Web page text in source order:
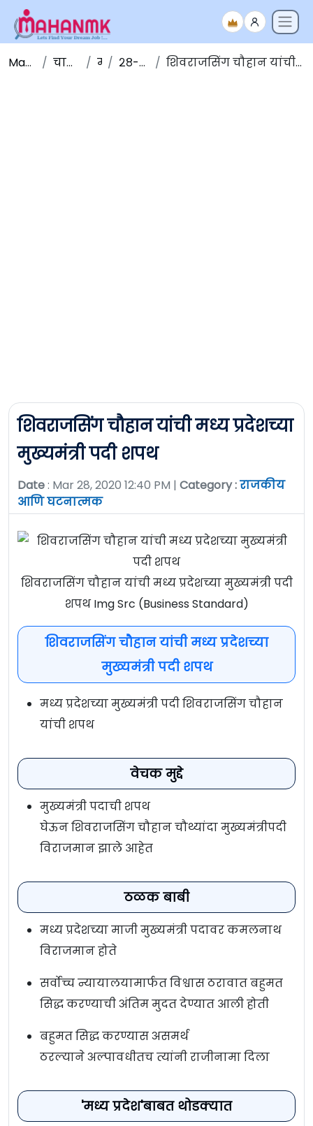
Maha NMK चालू घडामोडी मार्च २८-मार्च-२०२० शिवराजसिंग चौहान यांची मध्य प्रदेशच्या मुख्यमंत्री पदी शपथ
शिवराजसिंग चौहान यांची मध्य प्रदेशच्या
मुख्यमंत्री पदी शपथ
Date: Mar 28, 2020 12:40 PM | Category :राजकीय
आणि घटनात्मक
शिवराजसिंग चौहान यांची मध्य प्रदेशच्या मुख्यमंत्री पदी
शपथ Img Src (Business Standard)
शिवराजसिंग चौहान यांची मध्य प्रदेशच्या
मुख्यमंत्री पदी शपथ
मध्य प्रदेशच्या मुख्यमंत्री पदी शिवराजसिंग चौहान
यांची शपथ
वेचक मुद्दे
मुख्यमंत्री पदाची शपथ
घेऊन शिवराजसिंग चौहान चौथ्यांदा मुख्यमंत्रीपदी
विराजमान झाले आहेत
ठळक बाबी
मध्य प्रदेशच्या माजी मुख्यमंत्री पदावर कमलनाथ
विराजमान होते
सर्वोच्च न्यायालयामार्फत विश्वास ठरावात बहुमत
सिद्ध करण्याची अंतिम मुदत देण्यात आली होती
बहुमत सिद्ध करण्यास असमर्थ
ठरल्याने अल्पावधीतच त्यांनी राजीनामा दिला
'मध्य प्रदेश'बाबत थोडक्यात